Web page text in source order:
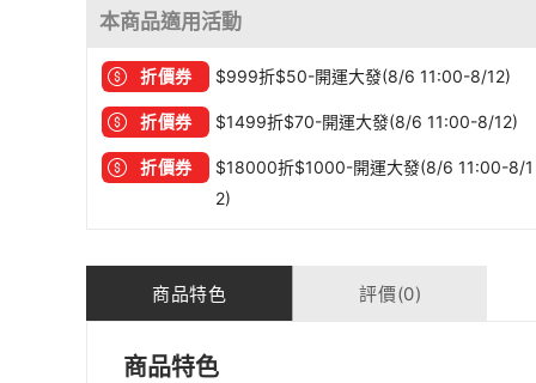
本商品適用活動
折價券 $999折$50-開運大發(8/6 11:00-8/12)
折價券 $1499折$70-開運大發(8/6 11:00-8/12)
折價券
$18000折$1000-開運大發(8/6 11:00-8/1
2)
商品特色 評價(0)
商品特色